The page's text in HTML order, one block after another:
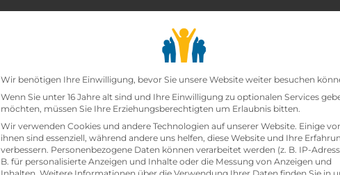
Lehrbetriebesearch
Datenschutz-
Wir benötigen Ihre Einwilligung, bevor Sie unsere Website weiter besuchen
Wenn Sie unter 16 Jahre alt sind und Ihre Einwilligung zu optionalen Services
möchten, müssen Sie Ihre Erziehungsberechtigten um Erlaubnis bitten.
Wir verwenden Cookies und andere Technologien auf unserer Website. Einige
ihnen sind essenziell, während andere uns helfen, diese Website und Ihre
verbessern. Personenbezogene Daten können verarbeitet werden (z. B. IP-
B. für personalisierte Anzeigen und Inhalte oder die Messung von Anzeigen und